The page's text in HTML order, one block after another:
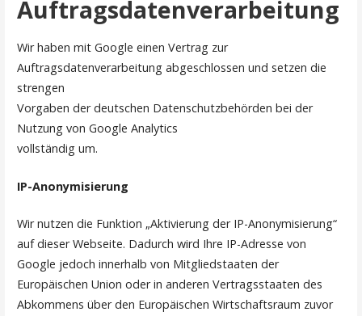
Auftragsdatenverarbeitung
Wir haben mit Google einen Vertrag zur
Auftragsdatenverarbeitung abgeschlossen und setzen die
strengen
Vorgaben der deutschen Datenschutzbehörden bei der
Nutzung von Google Analytics
vollständig um.
IP-Anonymisierung
Wir nutzen die Funktion „Aktivierung der IP-Anonymisierung“
auf dieser Webseite. Dadurch wird Ihre IP-Adresse von
Google jedoch innerhalb von Mitgliedstaaten der
Europäischen Union oder in anderen Vertragsstaaten des
Abkommens über den Europäischen Wirtschaftsraum zuvor